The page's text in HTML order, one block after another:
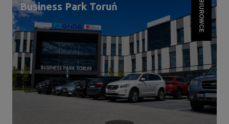
Business Park Toruń BIUROWCE